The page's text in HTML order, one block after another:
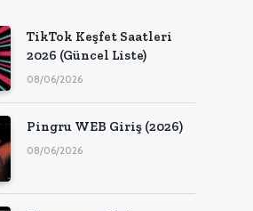
TikTok Keşfet Saatleri
2026 (Güncel Liste)
08/06/2026
Pingru WEB Giriş (2026)
08/06/2026